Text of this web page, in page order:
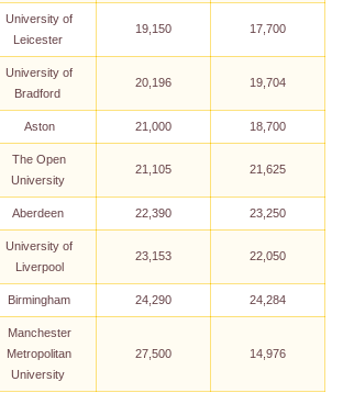
University of
Leicester
19,150 17,700
University of
Bradford
20,196 19,704
Aston 21,000 18,700
The Open
University
21,105 21,625
Aberdeen 22,390 23,250
University of
Liverpool
23,153 22,050
Birmingham 24,290 24,284
Manchester
Metropolitan
University
27,500 14,976